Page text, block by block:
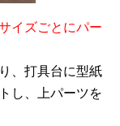
イズごとにパー
、打具台に型紙
し、上パーツを